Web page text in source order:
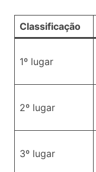
Classificação
1º lugar
2º lugar
3º lugar